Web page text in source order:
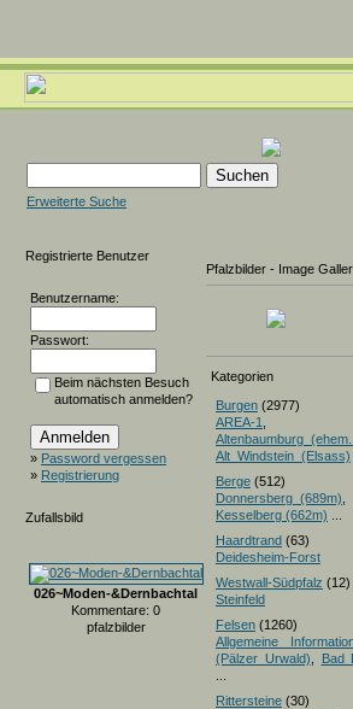
Erweiterte Suche
Registrierte Benutzer
Benutzername:
Passwort:
Beim nächsten Besuch
automatisch anmelden?
» Password vergessen
» Registrierung
Zufallsbild
026~Moden-&Dernbachtal
Kommentare: 0
pfalzbilder
Pfalzbilder - Image
Kategorien
Burgen (2977)
AREA-1
Alt_Windstein_(Elsass)
Berge (512)
Donnersberg_(689m)
Kesselberg (662m)
Haardtrand (63)
Deidesheim-Forst
Westwall-Südpfalz (12)
Steinfeld
Felsen (1260)
Allgemeine
(Pälzer Urwald)
Bad
Rittersteine (30)